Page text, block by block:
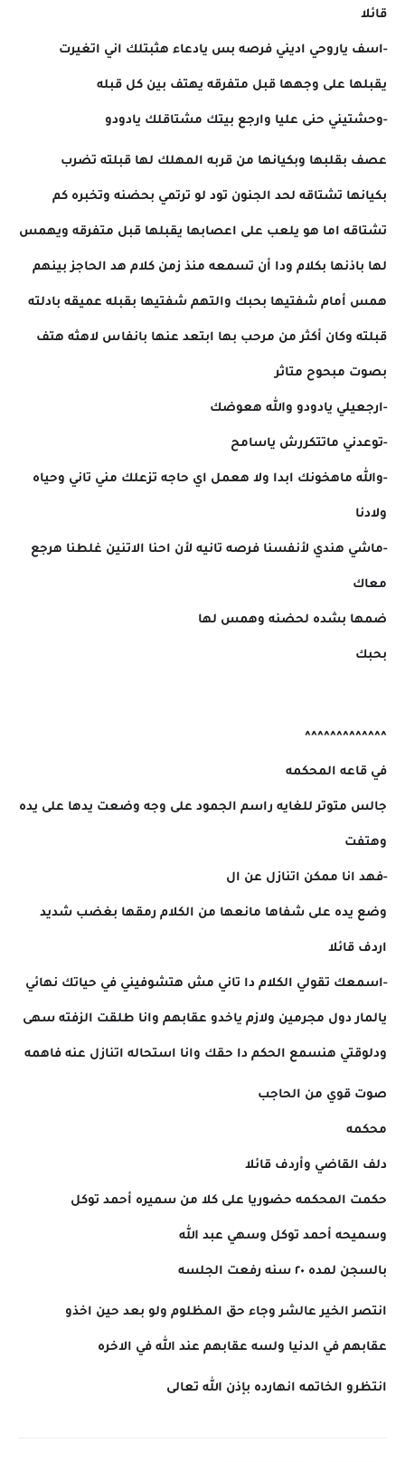
قائلا
-اسف ياروحي اديني فرصه بس يادعاء هثبتلك اني اتغيرت
يقبلها على وجهها قبل متفرقه يهتف بين كل قبله
-وحشتيني حنى عليا وارجع بيتك مشتاقلك يادودو
عصف بقلبها وبكيانها من قربه المهلك لها قبلته تضرب
بكيانها تشتاقه لحد الجنون تود لو ترتمي بحضنه وتخبره كم
تشتاقه اما هو يلعب على اعصابها يقبلها قبل متفرقه ويهمس
لها باذنها بكلام ودا أن تسمعه منذ زمن كلام هد الحاجز بينهم
همس أمام شفتيها بحبك والتهم شفتيها بقبله عميقه بادلته
قبلته وكان أكثر من مرحب بها ابتعد عنها بانفاس لاهثه هتف
بصوت مبحوح متاثر
-ارجعيلي يادودو والله هعوضك
-توعدني ماتتكررش ياسامح
-والله ماهخونك ابدا ولا هعمل اي حاجه تزعلك مني تاني وحياه
ولادنا
-ماشي هندي لأنفسنا فرصه تانيه لأن احنا الاتنين غلطنا هرجع
معاك
ضمها بشده لحضنه وهمس لها
بحبك
^^^^^^^^^^^^^
في قاعه المحكمه
جالس متوتر للغايه راسم الجمود على وجه وضعت يدها على يده
وهتفت
-فهد انا ممكن اتنازل عن ال
وضع يده على شفاها مانعها من الكلام رمقها بغضب شديد
اردف قائلا
-اسمعك تقولي الكلام دا تاني مش هتشوفيني في حياتك نهائي
يالمار دول مجرمين ولازم ياخدو عقابهم وانا طلقت الزفته سهى
ودلوقتي هنسمع الحكم دا حقك وانا استحاله اتنازل عنه فاهمه
صوت قوي من الحاجب
محكمه
دلف القاضي وأردف قائلا
حكمت المحكمه حضوريا على كلا من سميره أحمد توكل
وسميحه أحمد توكل وسهي عبد الله
بالسجن لمده ٢٠ سنه رفعت الجلسه
انتصر الخير عالشر وجاء حق المظلوم ولو بعد حين اخذو
عقابهم في الدنيا ولسه عقابهم عند الله في الاخره
انتظرو الخاتمه انهارده بإذن الله تعالى